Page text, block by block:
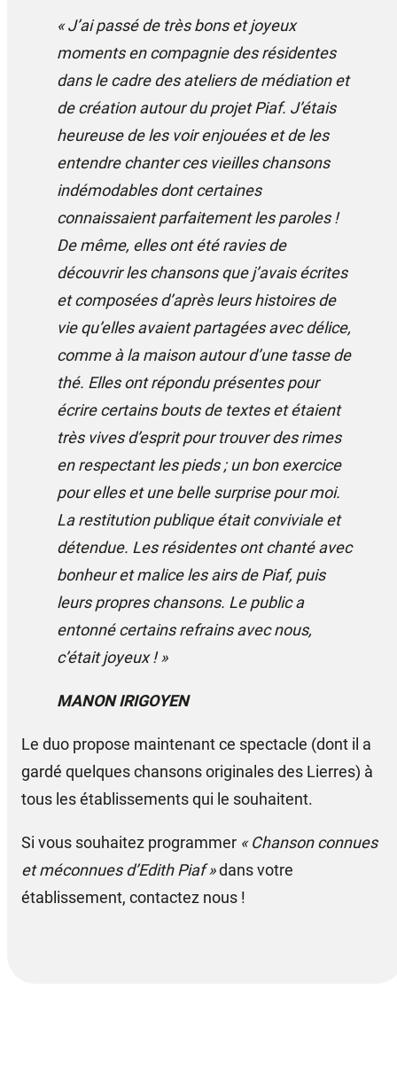
« J’ai passé de très bons et joyeux
moments en compagnie des résidentes
dans le cadre des ateliers de médiation et
de création autour du projet Piaf. J’étais
heureuse de les voir enjouées et de les
entendre chanter ces vieilles chansons
indémodables dont certaines
connaissaient parfaitement les paroles !
De même, elles ont été ravies de
découvrir les chansons que j’avais écrites
et composées d’après leurs histoires de
vie qu’elles avaient partagées avec délice,
comme à la maison autour d’une tasse de
thé. Elles ont répondu présentes pour
écrire certains bouts de textes et étaient
très vives d’esprit pour trouver des rimes
en respectant les pieds ; un bon exercice
pour elles et une belle surprise pour moi.
La restitution publique était conviviale et
détendue. Les résidentes ont chanté avec
bonheur et malice les airs de Piaf, puis
leurs propres chansons. Le public a
entonné certains refrains avec nous,
c’était joyeux ! »
MANON IRIGOYEN
Le duo propose maintenant ce spectacle (dont il a
gardé quelques chansons originales des Lierres) à
tous les établissements qui le souhaitent.
Si vous souhaitez programmer « Chanson connues
et méconnues d’Edith Piaf »dans votre
établissement, contactez nous !